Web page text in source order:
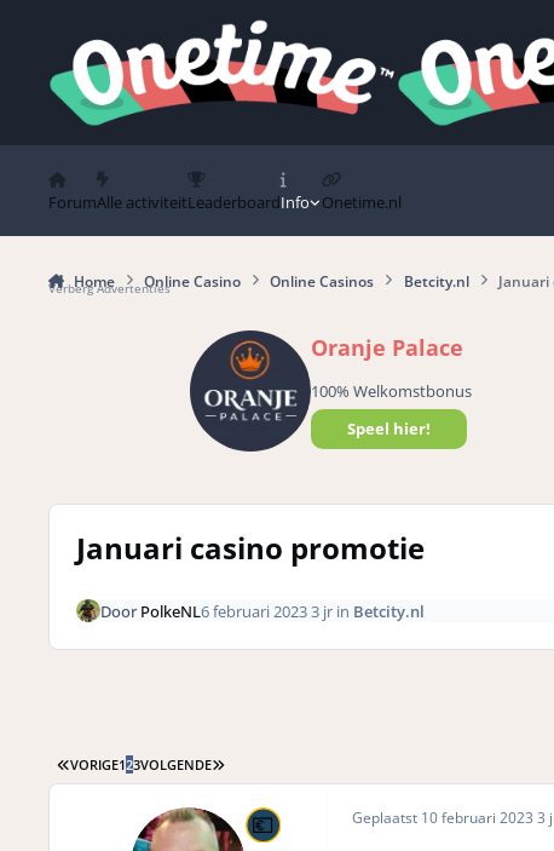
ForumAlle activiteitLeaderboardInfo Onetime.nl
Home Online Casino Online Casinos Betcity.nl
Verberg Advertenties
Oranje Palace
100% Welkomstbonus
Speel hier!
Januari casino promotie
DoorPolkeNL6 februari 20233 jrin Betcity.nl
EERSTE PAGINA
VORIGE123VOLGENDE LAATSTE PAGINA
Geplaatst 10 februari 2023 3